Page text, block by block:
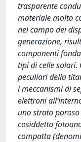
trasparente
materiale molto
nel campo dei
generazione,
componenti
tipi di celle solari.
peculiari della
i meccanismi di
elettroni
uno strato
cosiddetto
compatta